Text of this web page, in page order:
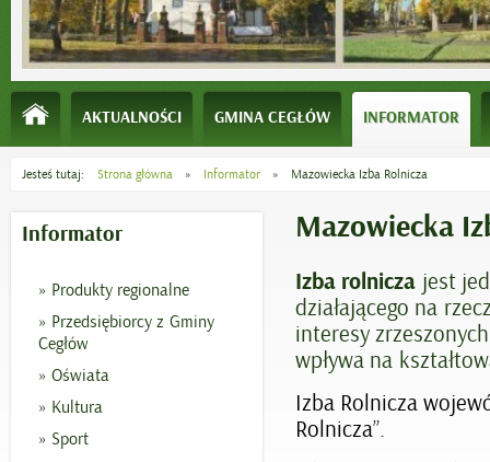
AKTUALNOŚCI GMINA CEGŁÓW INFORMATOR
Jesteś tutaj: Strona główna » Informator » Mazowiecka Izba Rolnicza
Informator
Produkty regionalne
Przedsiębiorcy z Gminy
Cegłów
Oświata
Kultura
Sport
Mazowiecka
Izba rolnicza jest
działającego na
interesy
wpływa na
Izba Rolnicza
Rolnicza”.